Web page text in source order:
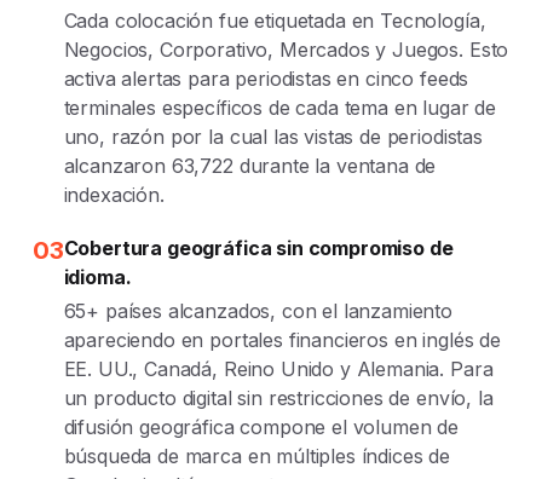
Cada colocación fue etiquetada en Tecnología,
Negocios, Corporativo, Mercados y Juegos. Esto
activa alertas para periodistas en cinco feeds
terminales específicos de cada tema en lugar de
uno, razón por la cual las vistas de periodistas
alcanzaron 63,722 durante la ventana de
indexación.
03Cobertura geográfica sin compromiso de
idioma.
65+ países alcanzados, con el lanzamiento
apareciendo en portales financieros en inglés de
EE. UU., Canadá, Reino Unido y Alemania. Para
un producto digital sin restricciones de envío, la
difusión geográfica compone el volumen de
búsqueda de marca en múltiples índices de